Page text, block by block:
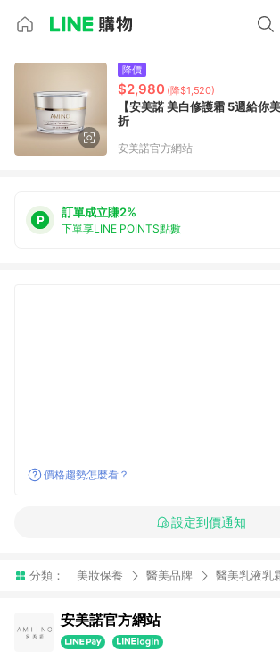
降價
$2,980 (降$1,520)
【安美諾 美白修護霜 5週給你
折
安美諾官方網站
訂單成立賺2%
下單享LINE POINTS點數
價格趨勢怎麼看？
設定到價通知
分類： 美妝保養 醫美品牌 醫美乳液乳
安美諾官方網站